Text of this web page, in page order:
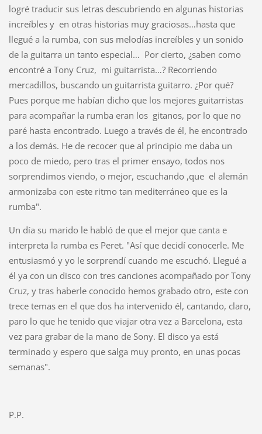
logré traducir sus letras descubriendo en algunas historias
increíbles y en otras historias muy graciosas…hasta que
llegué a la rumba, con sus melodías increíbles y un sonido
de la guitarra un tanto especial… Por cierto, ¿saben como
encontré a Tony Cruz, mi guitarrista…? Recorriendo
mercadillos, buscando un guitarrista guitarro. ¿Por qué?
Pues porque me habían dicho que los mejores guitarristas
para acompañar la rumba eran los gitanos, por lo que no
paré hasta encontrado. Luego a través de él, he encontrado
a los demás. He de recocer que al principio me daba un
poco de miedo, pero tras el primer ensayo, todos nos
sorprendimos viendo, o mejor, escuchando ,que el alemán
armonizaba con este ritmo tan mediterráneo que es la
rumba".
Un día su marido le habló de que el mejor que canta e
interpreta la rumba es Peret. "Así que decidí conocerle. Me
entusiasmó y yo le sorprendí cuando me escuchó. Llegué a
él ya con un disco con tres canciones acompañado por Tony
Cruz, y tras haberle conocido hemos grabado otro, este con
trece temas en el que dos ha intervenido él, cantando, claro,
paro lo que he tenido que viajar otra vez a Barcelona, esta
vez para grabar de la mano de Sony. El disco ya está
terminado y espero que salga muy pronto, en unas pocas
semanas".
P.P.